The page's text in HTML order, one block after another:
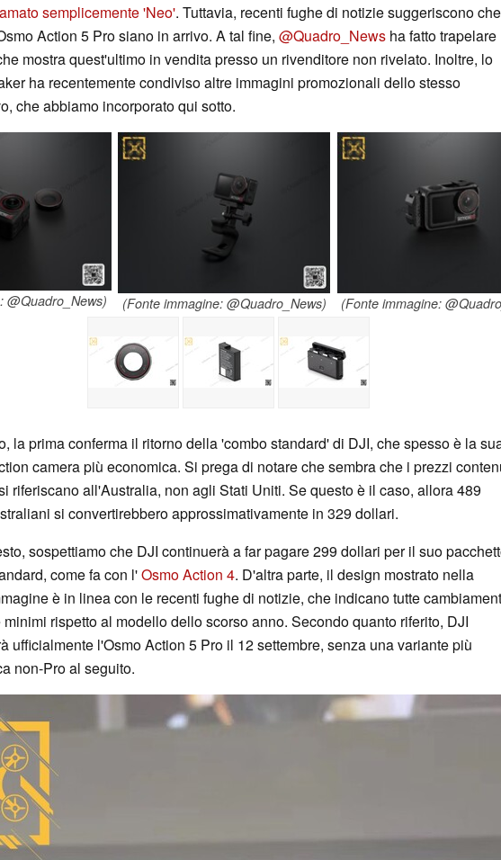
semplicemente 'Neo'. Tuttavia, recenti fughe di notizie suggeriscono
Action 5 Pro siano in arrivo. A tal fine, @Quadro_News ha fatto trapelare
mostra quest'ultimo in vendita presso un rivenditore non rivelato. Inoltre, lo
ha recentemente condiviso altre immagini promozionali dello stesso
che abbiamo incorporato qui sotto.
@Quadro_News) (Fonte immagine: @Quadro_News) (Fonte immagine:
la prima conferma il ritorno della 'combo standard' di DJI, che spesso è la
camera più economica. Si prega di notare che sembra che i prezzi
riferiscano all'Australia, non agli Stati Uniti. Se questo è il caso, allora 489
si convertirebbero approssimativamente in 329 dollari.
sospettiamo che DJI continuerà a far pagare 299 dollari per il suo
come fa con l'Osmo Action 4. D'altra parte, il design mostrato nella
è in linea con le recenti fughe di notizie, che indicano tutte
minimi rispetto al modello dello scorso anno. Secondo quanto riferito, DJI
ufficialmente l'Osmo Action 5 Pro il 12 settembre, senza una variante più
non-Pro al seguito.